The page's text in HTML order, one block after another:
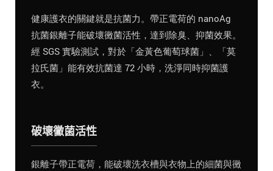
健康護衣的關鍵就是抗菌力。帶正電荷的 nanoAg
抗菌銀離子能破壞黴菌活性，達到除臭、抑菌效果。
經 SGS 實驗測試，對於「金黃色葡萄球菌」、「莫
拉氏菌」能有效抗菌達 72 小時，洗淨同時抑菌護
衣。
破壞黴菌活性
銀離子帶正電荷，能破壞洗衣槽與衣物上的細菌與黴